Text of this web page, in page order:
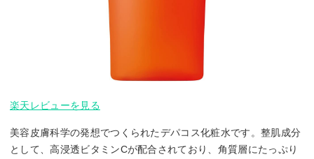
楽天レビューを見る
美容皮膚科学の発想でつくられたデパコス化粧水です。整肌成分
として、高浸透ビタミンCが配合されており、角質層にたっぷり